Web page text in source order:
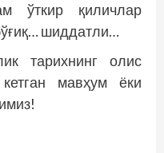
ўткир қиличлар
шиддатли…
тарихнинг олис
мавҳум ёки